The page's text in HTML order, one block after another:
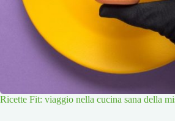
Ricette Fit: viaggio nella cucina sana della